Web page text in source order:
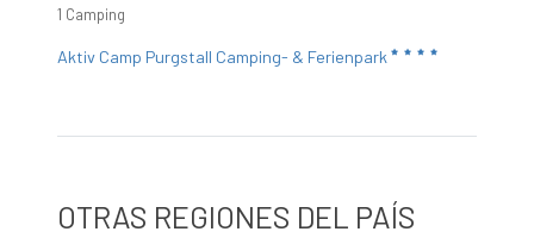
1 Camping
Aktiv Camp Purgstall Camping- & Ferienpark
OTRAS REGIONES DEL PAÍS